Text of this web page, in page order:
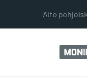
Aito